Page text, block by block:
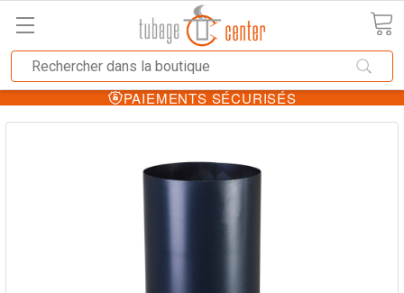
PAIEMENTS SÉCURISÉS